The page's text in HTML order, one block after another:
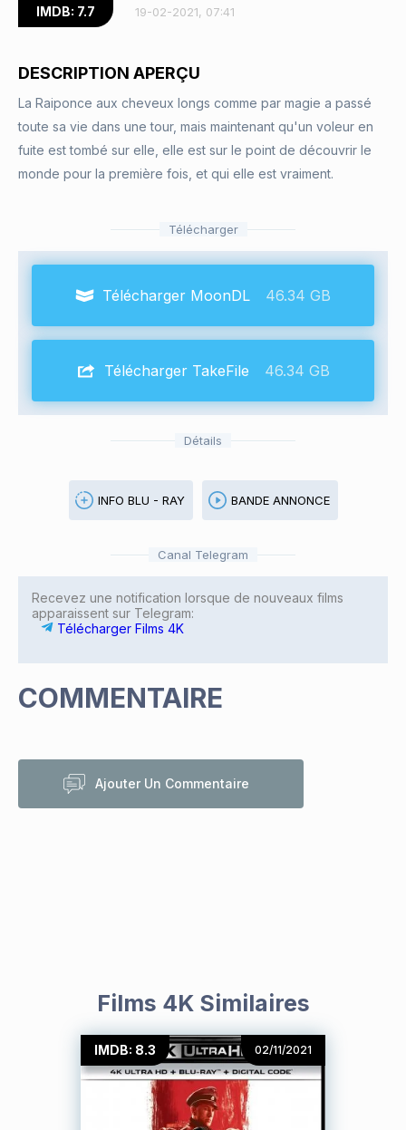
IMDB: 7.7 19-02-2021, 07:41
DESCRIPTION APERÇU
La Raiponce aux cheveux longs comme par magie a passé
toute sa vie dans une tour, mais maintenant qu'un voleur en
fuite est tombé sur elle, elle est sur le point de découvrir le
monde pour la première fois, et qui elle est vraiment.
Télécharger
Télécharger MoonDL 46.34 GB
Télécharger TakeFile 46.34 GB
Détails
INFO BLU - RAY BANDE ANNONCE
Canal Telegram
Recevez une notification lorsque de nouveaux films
apparaissent sur Telegram:
Télécharger Films 4K
COMMENTAIRE
Ajouter Un Commentaire
Films 4K Similaires
IMDB: 8.3 02/11/2021